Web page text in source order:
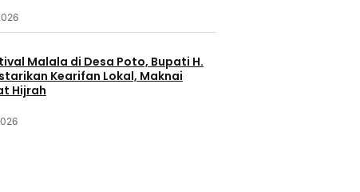
Malala di Desa Poto, Bupati H.
Kearifan Lokal, Maknai
Hijrah